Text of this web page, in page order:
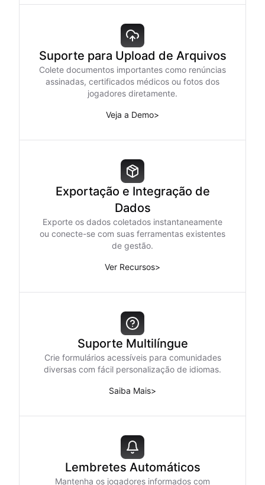
Suporte para Upload de Arquivos
Colete documentos importantes como renúncias
assinadas, certificados médicos ou fotos dos
jogadores diretamente.
Veja a Demo>
Exportação e Integração de
Dados
Exporte os dados coletados instantaneamente
ou conecte-se com suas ferramentas existentes
de gestão.
Ver Recursos>
Suporte Multilíngue
Crie formulários acessíveis para comunidades
diversas com fácil personalização de idiomas.
Saiba Mais>
Lembretes Automáticos
Mantenha os jogadores informados com